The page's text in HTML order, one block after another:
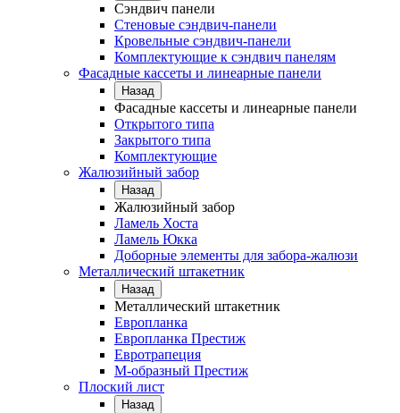
Сэндвич панели
Стеновые сэндвич-панели
Кровельные сэндвич-панели
Комплектующие к сэндвич панелям
Фасадные кассеты и линеарные панели
Назад
Фасадные кассеты и линеарные панели
Открытого типа
Закрытого типа
Комплектующие
Жалюзийный забор
Назад
Жалюзийный забор
Ламель Хоста
Ламель Юкка
Доборные элементы для забора-жалюзи
Металлический штакетник
Назад
Металлический штакетник
Европланка
Европланка Престиж
Евротрапеция
М-образный Престиж
Плоский лист
Назад